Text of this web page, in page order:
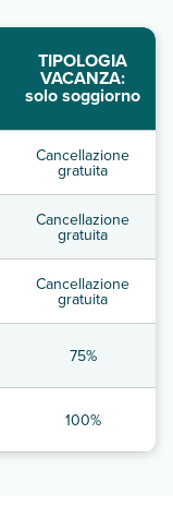
TIPOLOGIA
VACANZA:
solo soggiorno
Cancellazione
gratuita
Cancellazione
gratuita
Cancellazione
gratuita
75%
100%